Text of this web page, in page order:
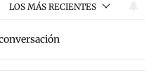
LOS MÁS RECIENTES